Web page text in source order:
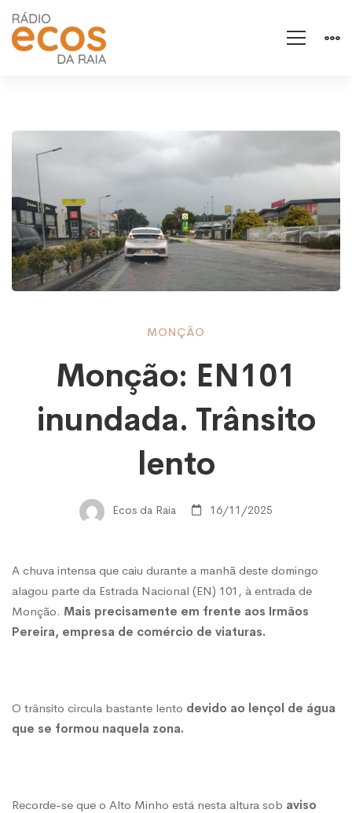
Monção:
EN101
inundada.
Trânsito
lento
MONÇÃO
Monção: EN101
inundada. Trânsito
lento
Ecos da Raia 16/11/2025
A chuva intensa que caiu durante a manhã deste domingo
alagou parte da Estrada Nacional (EN) 101, à entrada de
Monção. Mais precisamente em frente aos Irmãos
Pereira, empresa de comércio de viaturas.
O trânsito circula bastante lento devido ao lençol de água
que se formou naquela zona.
Recorde-se que o Alto Minho está nesta altura sob aviso